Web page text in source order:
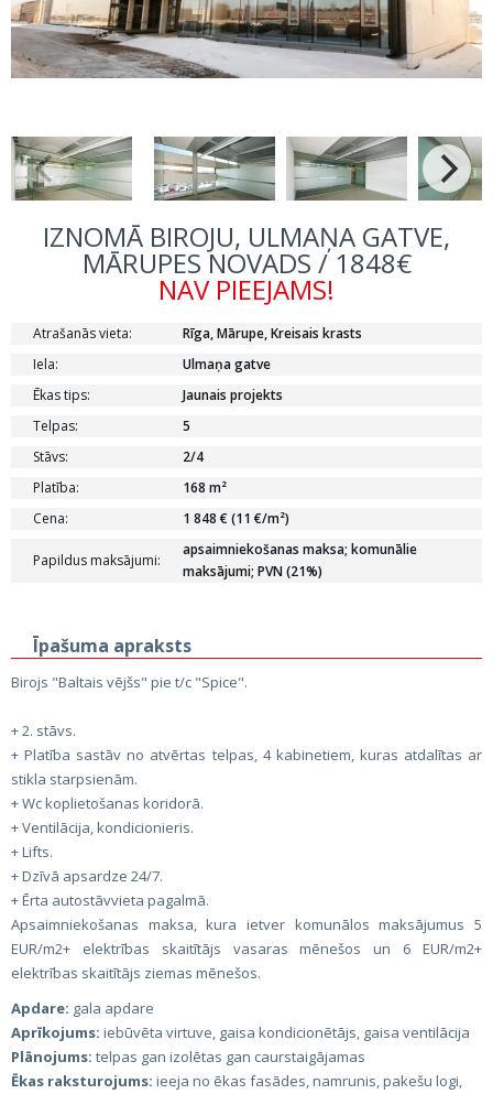
IZNOMĀ BIROJU, ULMAŅA GATVE,
MĀRUPES NOVADS / 1848€
NAV PIEEJAMS!
Atrašanās vieta:
Rīga, Mārupe, Kreisais krasts
Iela:
Ulmaņa gatve
Ēkas tips:
Jaunais projekts
Telpas:
5
Stāvs:
2/4
Platība:
168 m²
Cena:
1 848 € (11 €/m²)
Papildus maksājumi:
apsaimniekošanas maksa; komunālie
maksājumi; PVN (21%)
Īpašuma apraksts
Birojs "Baltais vējšs" pie t/c "Spice".
+ 2. stāvs.
+ Platība sastāv no atvērtas telpas, 4 kabinetiem, kuras atdalītas ar
stikla starpsienām.
+ Wc koplietošanas koridorā.
+ Ventilācija, kondicionieris.
+ Lifts.
+ Dzīvā apsardze 24/7.
+ Ērta autostāvvieta pagalmā.
Apsaimniekošanas maksa, kura ietver komunālos maksājumus 5
EUR/m2+ elektrības skaitītājs vasaras mēnešos un 6 EUR/m2+
elektrības skaitītājs ziemas mēnešos.
Apdare: gala apdare
Aprīkojums: iebūvēta virtuve, gaisa kondicionētājs, gaisa ventilācija
Plānojums: telpas gan izolētas gan caurstaigājamas
Ēkas raksturojums: ieeja no ēkas fasādes, namrunis, pakešu logi,